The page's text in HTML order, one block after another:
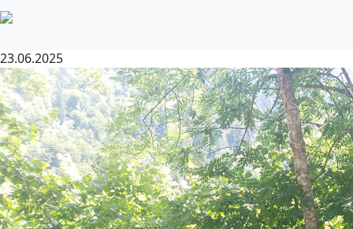
Bezirksmusikfest in Sonntag
23.06.2025